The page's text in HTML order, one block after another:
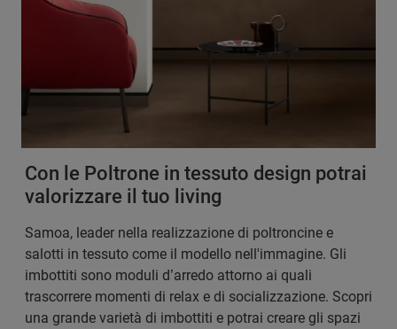
Con le Poltrone in tessuto design potrai
valorizzare il tuo living
Samoa, leader nella realizzazione di poltroncine e
salotti in tessuto come il modello nell'immagine. Gli
imbottiti sono moduli d’arredo attorno ai quali
trascorrere momenti di relax e di socializzazione. Scopri
una grande varietà di imbottiti e potrai creare gli spazi